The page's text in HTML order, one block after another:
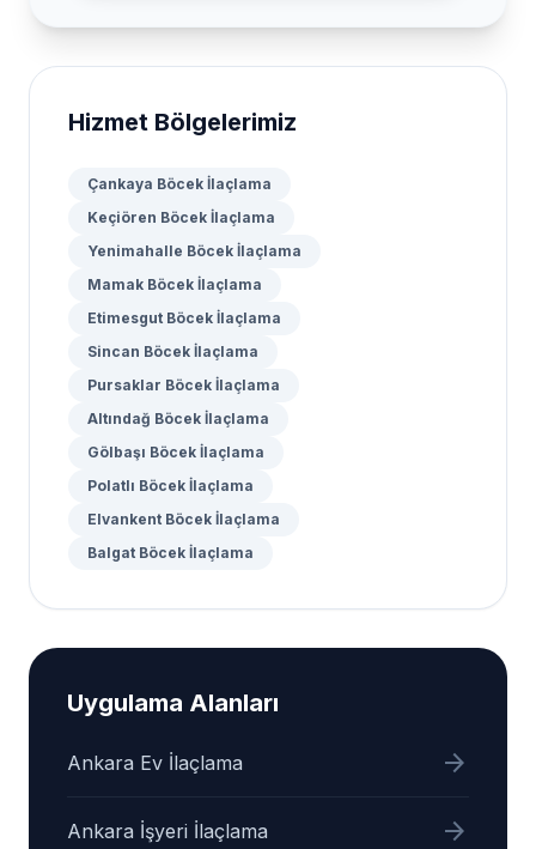
Hizmet Bölgelerimiz
Çankaya Böcek İlaçlama
Keçiören Böcek İlaçlama
Yenimahalle Böcek İlaçlama
Mamak Böcek İlaçlama
Etimesgut Böcek İlaçlama
Sincan Böcek İlaçlama
Pursaklar Böcek İlaçlama
Altındağ Böcek İlaçlama
Gölbaşı Böcek İlaçlama
Polatlı Böcek İlaçlama
Elvankent Böcek İlaçlama
Balgat Böcek İlaçlama
Uygulama Alanları
Ankara Ev İlaçlama arrow_forward
Ankara İşyeri İlaçlama arrow_forward